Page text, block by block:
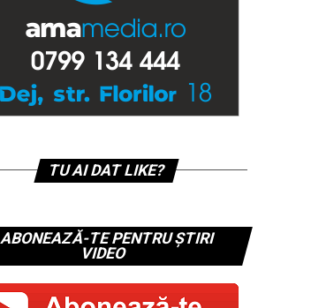
TU AI DAT LIKE?
ABONEAZĂ-TE PENTRU ȘTIRI
VIDEO